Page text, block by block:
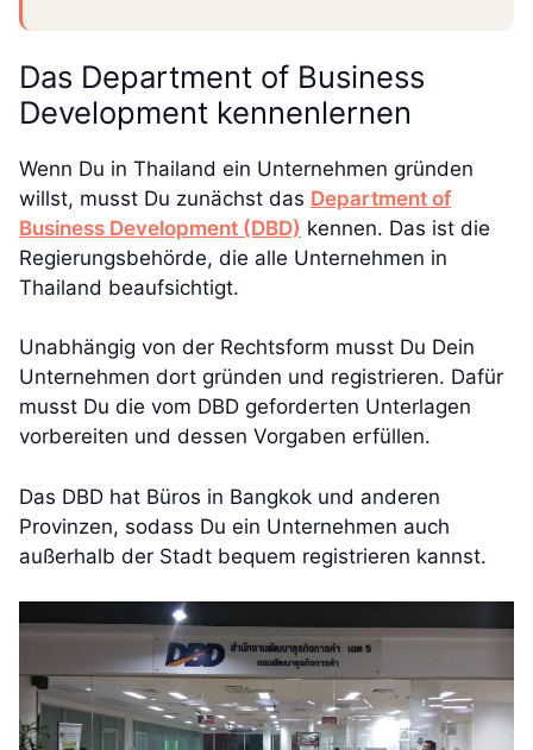
Das Department of Business
Development kennenlernen
Wenn Du in Thailand ein Unternehmen gründen
willst, musst Du zunächst das Department of
Business Development (DBD) kennen. Das ist die
Regierungsbehörde, die alle Unternehmen in
Thailand beaufsichtigt.
Unabhängig von der Rechtsform musst Du Dein
Unternehmen dort gründen und registrieren. Dafür
musst Du die vom DBD geforderten Unterlagen
vorbereiten und dessen Vorgaben erfüllen.
Das DBD hat Büros in Bangkok und anderen
Provinzen, sodass Du ein Unternehmen auch
außerhalb der Stadt bequem registrieren kannst.